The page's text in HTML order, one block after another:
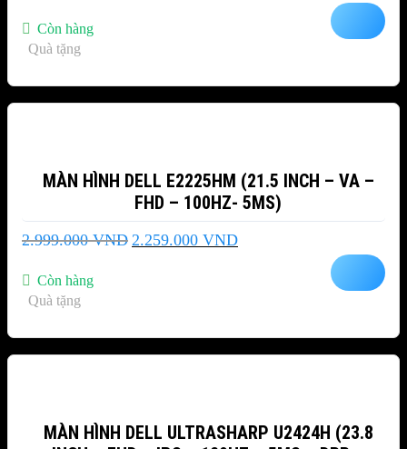
Còn hàng
Quà tặng
MÀN HÌNH DELL E2225HM (21.5 INCH – VA –
FHD – 100HZ- 5MS)
2.999.000VND Giá
2.259.000 VNDGiá
Còn hàng
Quà tặng
MÀN HÌNH DELL ULTRASHARP U2424H (23.8